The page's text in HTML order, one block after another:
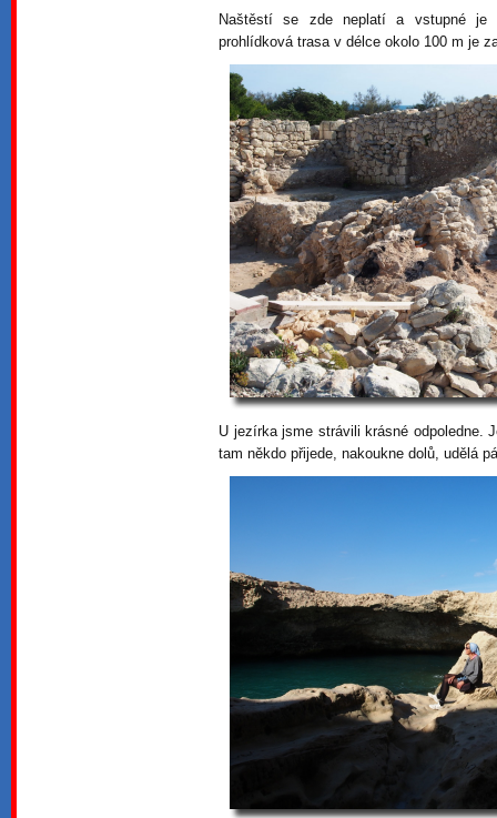
Naštěstí se zde neplatí a vstupné je
prohlídková trasa v délce okolo 100 m je
U jezírka jsme strávili krásné odpoledne.
tam někdo přijede, nakoukne dolů, udělá